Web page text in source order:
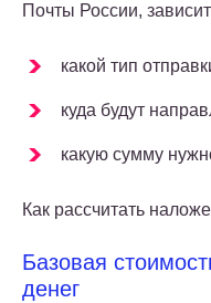
Почты России, зависит
какой тип
куда будут
какую сумму
Как рассчитать
Базовая
денег